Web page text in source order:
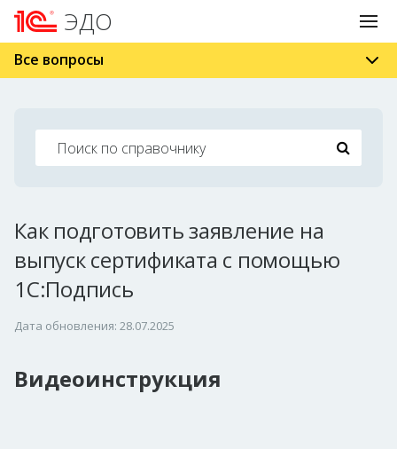
ЭДО
Все вопросы
Как подготовить заявление на
выпуск сертификата с помощью
1С:Подпись
Дата обновления: 28.07.2025
Видеоинструкция